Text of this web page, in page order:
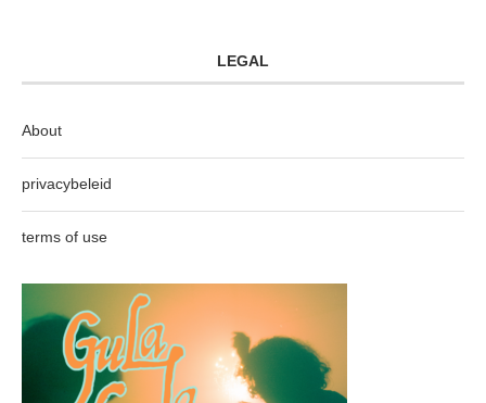
LEGAL
About
privacybeleid
terms of use